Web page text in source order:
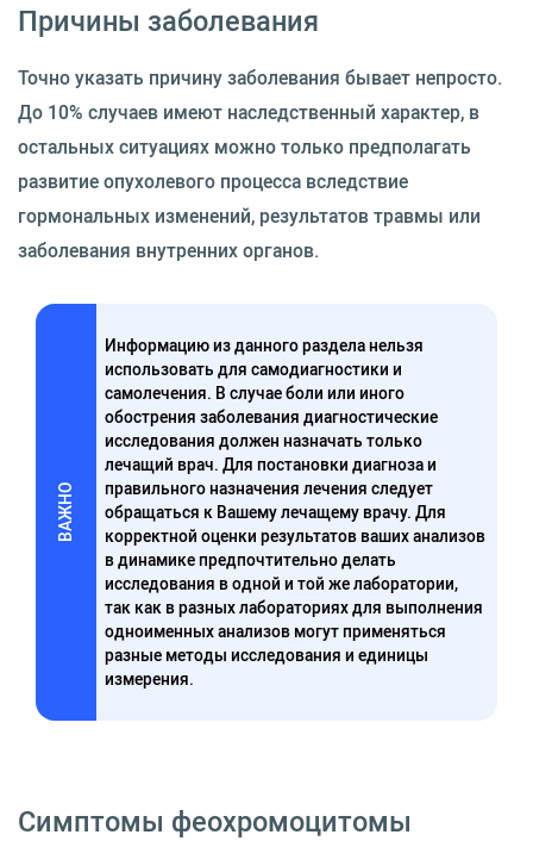
Причины заболевания
Точно указать причину заболевания бывает непросто.
До 10% случаев имеют наследственный характер, в
остальных ситуациях можно только предполагать
развитие опухолевого процесса вследствие
гормональных изменений, результатов травмы или
заболевания внутренних органов.
ВАЖНО
Информацию из данного раздела нельзя
использовать для самодиагностики и
самолечения. В случае боли или иного
обострения заболевания диагностические
исследования должен назначать только
лечащий врач. Для постановки диагноза и
правильного назначения лечения следует
обращаться к Вашему лечащему врачу. Для
корректной оценки результатов ваших анализов
в динамике предпочтительно делать
исследования в одной и той же лаборатории,
так как в разных лабораториях для выполнения
одноименных анализов могут применяться
разные методы исследования и единицы
измерения.
Симптомы феохромоцитомы